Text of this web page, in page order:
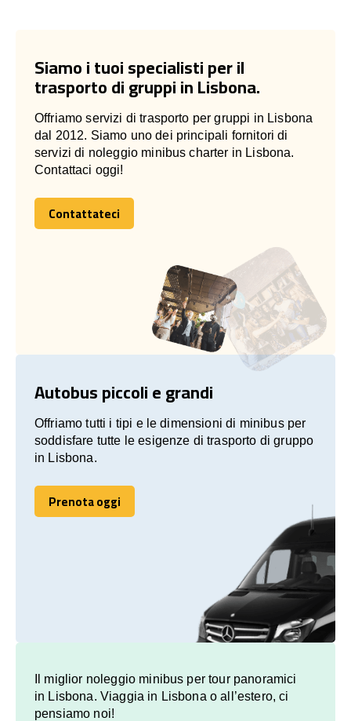
Siamo i tuoi specialisti per il
trasporto di gruppi in Lisbona.
Offriamo servizi di trasporto per gruppi in Lisbona
dal 2012. Siamo uno dei principali fornitori di
servizi di noleggio minibus charter in Lisbona.
Contattaci oggi!
Contattateci
Contattateci
Autobus piccoli e grandi
Offriamo tutti i tipi e le dimensioni di minibus per
soddisfare tutte le esigenze di trasporto di gruppo
in Lisbona.
Prenota oggi
Prenota oggi
Il miglior noleggio minibus per tour panoramici
in Lisbona. Viaggia in Lisbona o all’estero, ci
pensiamo noi!